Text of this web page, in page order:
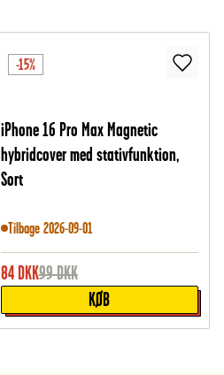
-15%
iPhone 16 Pro Max Magnetic
hybridcover med stativfunktion,
Sort
Tilbage 2026-09-01
84 DKK99DKK
KØB